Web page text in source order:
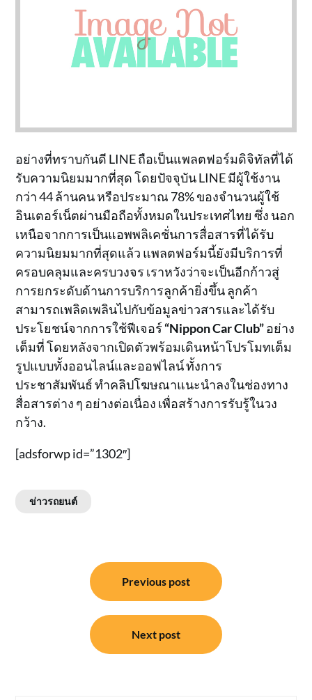
อย่างที่ทราบกันดี LINE ถือเป็นแพลตฟอร์มดิจิทัลที่ได้
รับความนิยมมากที่สุด โดยปัจจุบัน LINE มีผู้ใช้งาน
กว่า 44 ล้านคน หรือประมาณ 78% ของจำนวนผู้ใช้
อินเตอร์เน็ตผ่านมือถือทั้งหมดในประเทศไทย ซึ่ง นอก
เหนือจากการเป็นแอพพลิเคชั่นการสื่อสารที่ได้รับ
ความนิยมมากที่สุดแล้ว แพลตฟอร์มนี้ยังมีบริการที่
ครอบคลุมและครบวงจร เราหวังว่าจะเป็นอีกก้าวสู่
การยกระดับด้านการบริการลูกค้ายิ่งขึ้น ลูกค้า
สามารถเพลิดเพลินไปกับข้อมูลข่าวสารและได้รับ
ประโยชน์จากการใช้ฟีเจอร์ “Nippon Car Club”อย่าง
เต็มที่ โดยหลังจากเปิดตัวพร้อมเดินหน้าโปรโมทเต็ม
รูปแบบทั้งออนไลน์และออฟไลน์ ทั้งการ
ประชาสัมพันธ์ ทำคลิปโฆษณาแนะนำลงในช่องทาง
สื่อสารต่าง ๆ อย่างต่อเนื่อง เพื่อสร้างการรับรู้ในวง
กว้าง.
[adsforwp id=”1302″]
ข่าวรถยนต์
Previous post
Next post